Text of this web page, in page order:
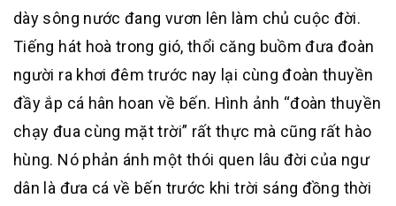
dày sông nước đang vươn lên làm chủ cuộc đời.
Tiếng hát hoà trong gió, thổi căng buồm đưa đoàn
người ra khơi đêm trước nay lại cùng đoàn thuyền
đầy ắp cá hân hoan về bến. Hình ảnh “đoàn thuyền
chạy đua cùng mặt trời” rất thực mà cũng rất hào
hùng. Nó phản ánh một thói quen lâu đời của ngư
dân là đưa cá về bến trước khi trời sáng đồng thời